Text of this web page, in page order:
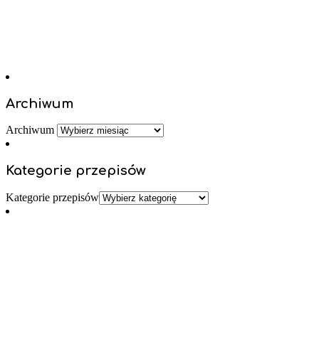
Archiwum
Archiwum
Kategorie przepisów
Kategorie przepisów